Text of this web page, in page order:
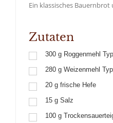
Ein klassisches
Zutaten
300 g Roggenmehl
280 g Weizenmehl
20 g frische Hefe
15 g Salz
100 g